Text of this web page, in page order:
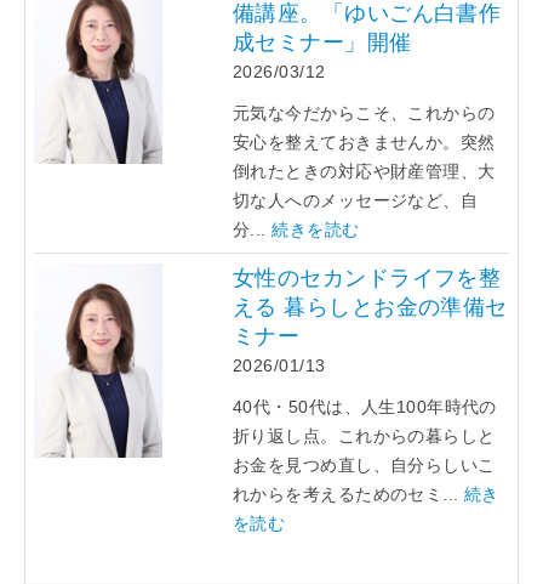
備講座。「ゆいごん白書作
成セミナー」開催
2026/03/12
元気な今だからこそ、これからの
安心を整えておきませんか。突然
倒れたときの対応や財産管理、大
切な人へのメッセージなど、自
分...続きを読む
女性のセカンドライフを整
える 暮らしとお金の準備セ
ミナー
2026/01/13
40代・50代は、人生100年時代の
折り返し点。これからの暮らしと
お金を見つめ直し、自分らしいこ
れからを考えるためのセミ... 続き
を読む